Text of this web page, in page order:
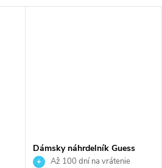
Dámsky náhrdelník Guess
JUBN06148JWYGT
Až 100 dní na vrátenie